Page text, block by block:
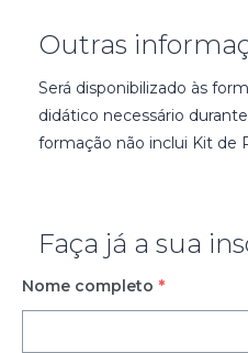
Outras
Será disponibilizado às
didático necessário
formação não inclui Kit de
Faça já a sua
Nome completo *